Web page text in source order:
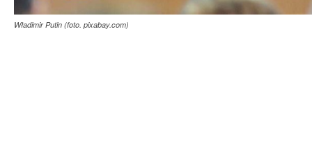
Władimir Putin (foto. pixabay.com)